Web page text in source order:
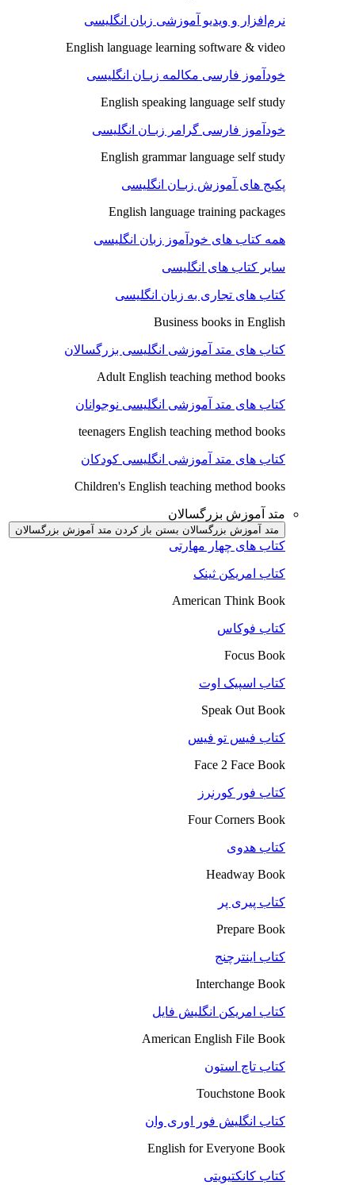
نرم‌افزار و ویدیو آموزشی زبان انگلیسی
English language learning software & video
خودآموز فارسی مکالمه زبـان انگلیسی
English speaking language self study
خودآموز فارسی گرامر زبـان انگلیسی
English grammar language self study
پکیج های آموزش زبـان انگلیسی
English language training packages
همه کتاب های خودآموز زبان انگلیسی
سایر کتاب های انگلیسی
کتاب های تجاری به زبان انگلیسی
Business books in English
کتاب های متد آموزشی انگلیسی بزرگسالان
Adult English teaching method books
کتاب های متد آموزشی انگلیسی نوجوانان
teenagers English teaching method books
کتاب های متد آموزشی انگلیسی کودکان
Children's English teaching method books
متد آموزش بزرگسالان
متد آموزش بزرگسالان بستن باز کردن متد آموزش بزرگسالان
کتاب های چهار مهارتی
کتاب امریکن ثینک
American Think Book
کتاب فوکاس
Focus Book
کتاب اسپیک اوت
Speak Out Book
کتاب فیس تو فیس
Face 2 Face Book
کتاب فور کورنرز
Four Corners Book
کتاب هدوی
Headway Book
کتاب پیری پر
Prepare Book
کتاب اینترچنج
Interchange Book
کتاب امریکن انگلیش فایل
American English File Book
کتاب تاچ استون
Touchstone Book
کتاب انگلیش فور اوری وان
English for Everyone Book
کتاب کانکتیویتی